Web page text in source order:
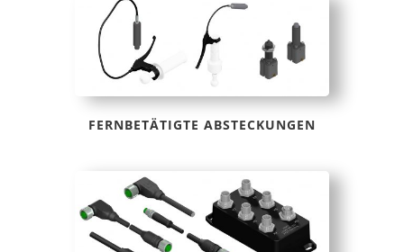
FERNBETÄTIGTE ABSTECKUNGEN